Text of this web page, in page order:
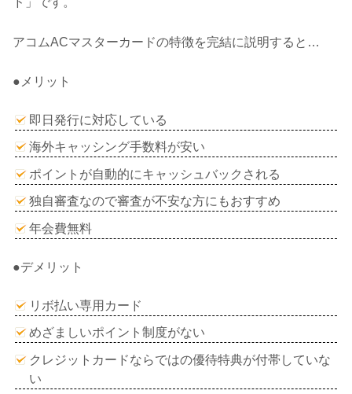
アコムACマスターカードの特徴を完結に説明すると…
●メリット
即日発行に対応している
海外キャッシング手数料が安い
ポイントが自動的にキャッシュバックされる
独自審査なので審査が不安な方にもおすすめ
年会費無料
●デメリット
リボ払い専用カード
めざましいポイント制度がない
クレジットカードならではの優待特典が付帯していな
い